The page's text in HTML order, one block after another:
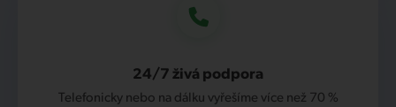
24/7 živá podpora
Telefonicky nebo na dálku vyřešíme více než 70 %